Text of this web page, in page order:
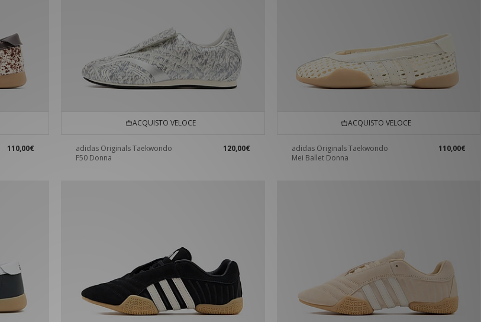
110,00€
ACQUISTO VELOCE
adidas Originals Taekwondo
F50 Donna
120,00€
ACQUISTO VELOCE
adidas Originals Taekwondo
Mei Ballet Donna
110,00€